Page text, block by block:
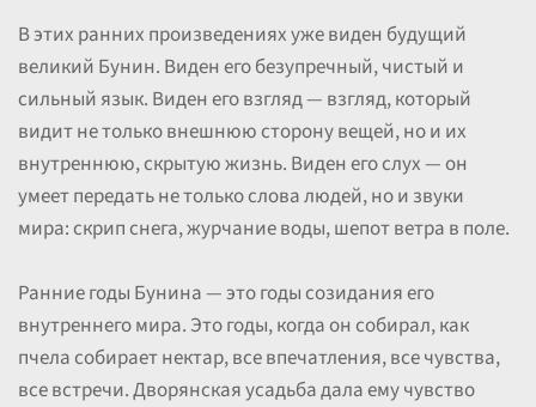
В этих ранних произведениях уже виден будущий
великий Бунин. Виден его безупречный, чистый и
сильный язык. Виден его взгляд — взгляд, который
видит не только внешнюю сторону вещей, но и их
внутреннюю, скрытую жизнь. Виден его слух — он
умеет передать не только слова людей, но и звуки
мира: скрип снега, журчание воды, шепот ветра в поле.
Ранние годы Бунина — это годы созидания его
внутреннего мира. Это годы, когда он собирал, как
пчела собирает нектар, все впечатления, все чувства,
все встречи. Дворянская усадьба дала ему чувство